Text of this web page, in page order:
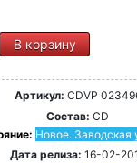
В корзину
Артикул: CDVP
Состав: CD
Новое. Заводская
Дата релиза: 16-02-